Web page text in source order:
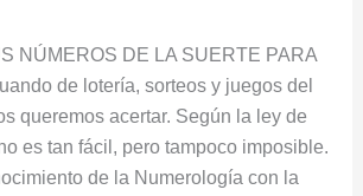
NÚMEROS DE LA SUERTE PARA
de lotería, sorteos y juegos del
queremos acertar. Según la ley de
es tan fácil, pero tampoco imposible.
de la Numerología con la